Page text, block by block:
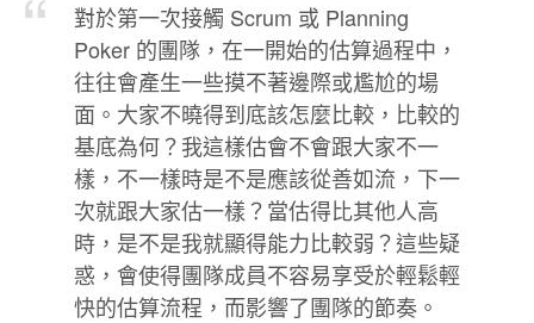
對於第一次接觸 Scrum 或 Planning
Poker 的團隊，在一開始的估算過程中，
往往會產生一些摸不著邊際或尷尬的場
面。大家不曉得到底該怎麼比較，比較的
基底為何？我這樣估會不會跟大家不一
樣，不一樣時是不是應該從善如流，下一
次就跟大家估一樣？當估得比其他人高
時，是不是我就顯得能力比較弱？這些疑
惑，會使得團隊成員不容易享受於輕鬆輕
快的估算流程，而影響了團隊的節奏。